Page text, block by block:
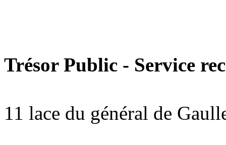
Trésor Public - Service
11 lace du général de